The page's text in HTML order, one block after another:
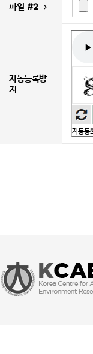
파일 #2
자동등록방
지
자동등